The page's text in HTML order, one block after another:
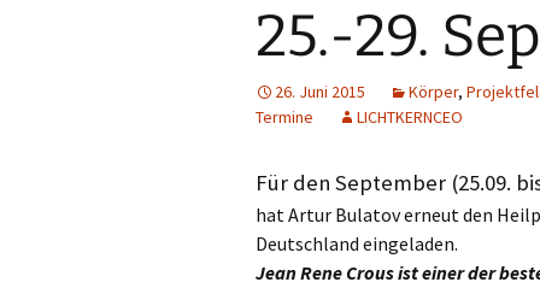
25.-29.
26. Juni 2015 Körper,
Termine
LICHTKERNCEO
Für den September (25.09.
hat Artur Bulatov erneut den
Deutschland eingeladen.
Jean Rene Crous ist einer der